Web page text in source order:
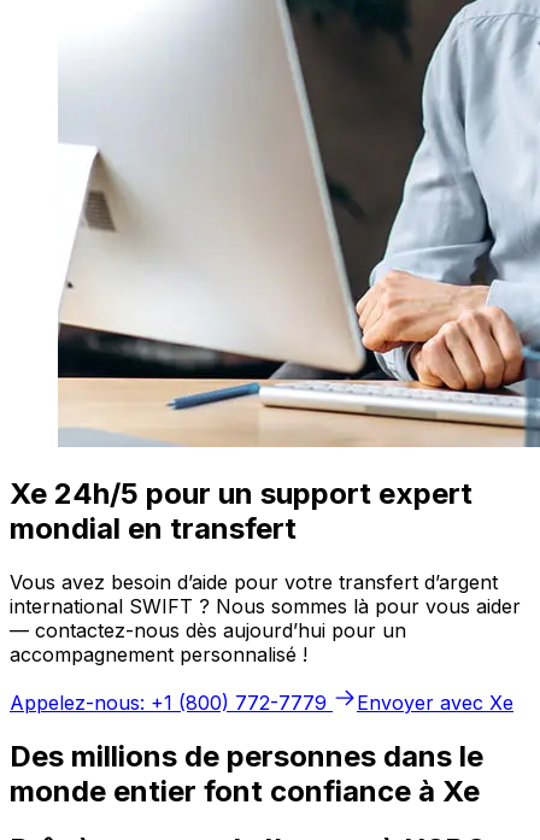
Xe 24h/5 pour un support expert
mondial en transfert
Vous avez besoin d’aide pour votre transfert d’argent
international SWIFT ? Nous sommes là pour vous aider
— contactez-nous dès aujourd’hui pour un
accompagnement personnalisé !
Appelez-nous: +1 (800) 772-7779
Envoyer avec Xe
Des millions de personnes dans le
monde entier font confiance à Xe